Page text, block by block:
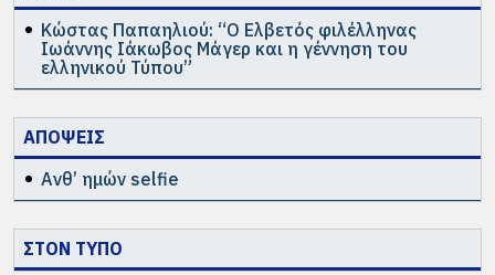
Κώστας Παπαηλιού: “Ο Ελβετός φιλέλληνας
Ιωάννης Ιάκωβος Μάγερ και η γέννηση του
ελληνικού Τύπου”
ΑΠΟΨΕΙΣ
Ανθ’ ημών selfie
ΣΤΟΝ ΤΥΠΟ